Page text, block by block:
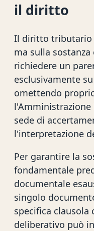
il diritto
Il diritto tributario
ma sulla
richiedere un
esclusivamente
omettendo
l'Amministrazione
sede di
l'interpretazione
Per garantire la
fondamentale
documentale
singolo
specifica
deliberativo può